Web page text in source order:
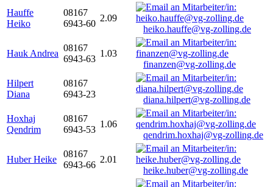
Hauffe
Heiko
08167
6943-60
2.09
heiko.hauffe@vg-zolling.de
Hauk Andrea
08167
6943-63
1.03
finanzen@vg-zolling.de
Hilpert
Diana
08167
6943-23
diana.hilpert@vg-zolling.de
Hoxhaj
Qendrim
08167
6943-53
1.06
qendrim.hoxhaj@vg-zolling.de
Huber Heike
08167
6943-66
2.01
heike.huber@vg-zolling.de